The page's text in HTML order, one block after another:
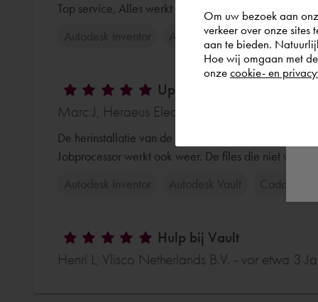
Top service, Alles werkt prima en vriendelijke man!
Autodesk Inventor
Autodesk AutoCAD
Upgrade Inventor / Vault
Marc J, Heraeus Electro-Nite International NV
De herinstallatie van de nieuwe Vault Server en de
Jobprocessor werkt ook weer. De files die niet
Autodesk Inventor
Autodesk Vault Cadac
Hulp bij Vault
Henri L, Vlisco Netherlands B.V. - vor etwa 3
Om uw bezoek aan
verkeer over onze sites
aan te bieden.
Hoe wij omgaan met
onze cookie- en